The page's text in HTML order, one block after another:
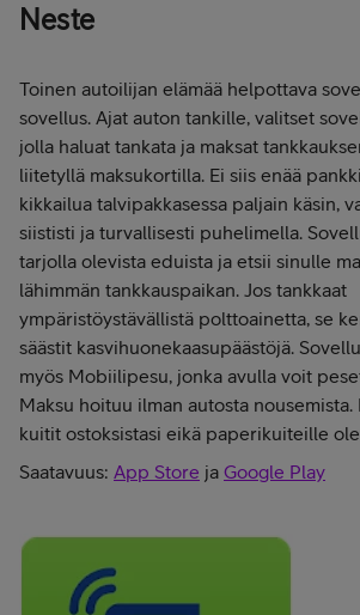
Neste
Toinen autoilijan elämää helpottava
sovellus. Ajat auton tankille, valitset
jolla haluat tankata ja maksat
liitetyllä maksukortilla. Ei siis enää
kikkailua talvipakkasessa paljain käsin,
siististi ja turvallisesti puhelimella.
tarjolla olevista eduista ja etsii sinulle
lähimmän tankkauspaikan. Jos tankkaat
ympäristöystävällistä polttoainetta, se
säästit kasvihuonekaasupäästöjä.
myös Mobiilipesu, jonka avulla voit
Maksu hoituu ilman autosta nousemista.
kuitit ostoksistasi eikä paperikuiteille
Saatavuus: App Store ja Google Play